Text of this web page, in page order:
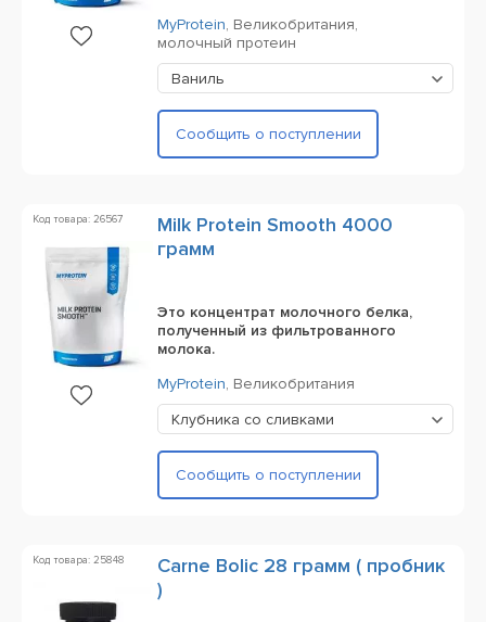
MyProtein, Великобритания,
молочный протеин
Ваниль
Сообщить о поступлении
Код товара: 26567
Milk Protein Smooth 4000
грамм
Это концентрат молочного белка,
полученный из фильтрованного
молока.
MyProtein, Великобритания
Клубника со сливками
Сообщить о поступлении
Код товара: 25848
Carne Bolic 28 грамм ( пробник
)